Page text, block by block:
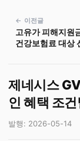
← 이전글
고유가 피해지원
건강보험료 대상
제네시스
인 혜택 조
발행: 2026-05-14